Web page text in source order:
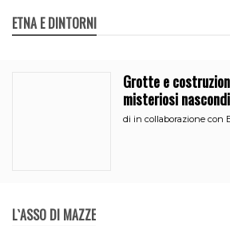
ETNA E DINTORNI
Grotte e
misteriosi
di in collaborazione con
L`ASSO DI MAZZE